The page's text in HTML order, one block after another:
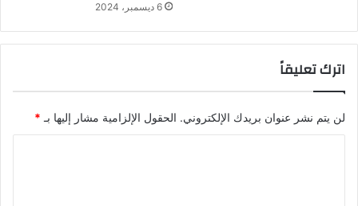
6 ديسمبر، 2024
اترك تعليقاً
لن يتم نشر عنوان بريدك الإلكتروني. الحقول الإلزامية مشار إليها بـ *